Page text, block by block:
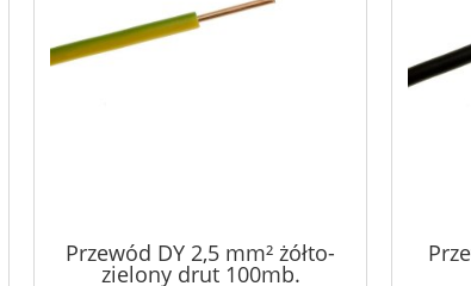
Przewód DY 2,5 mm² żółto-
zielony drut 100mb.